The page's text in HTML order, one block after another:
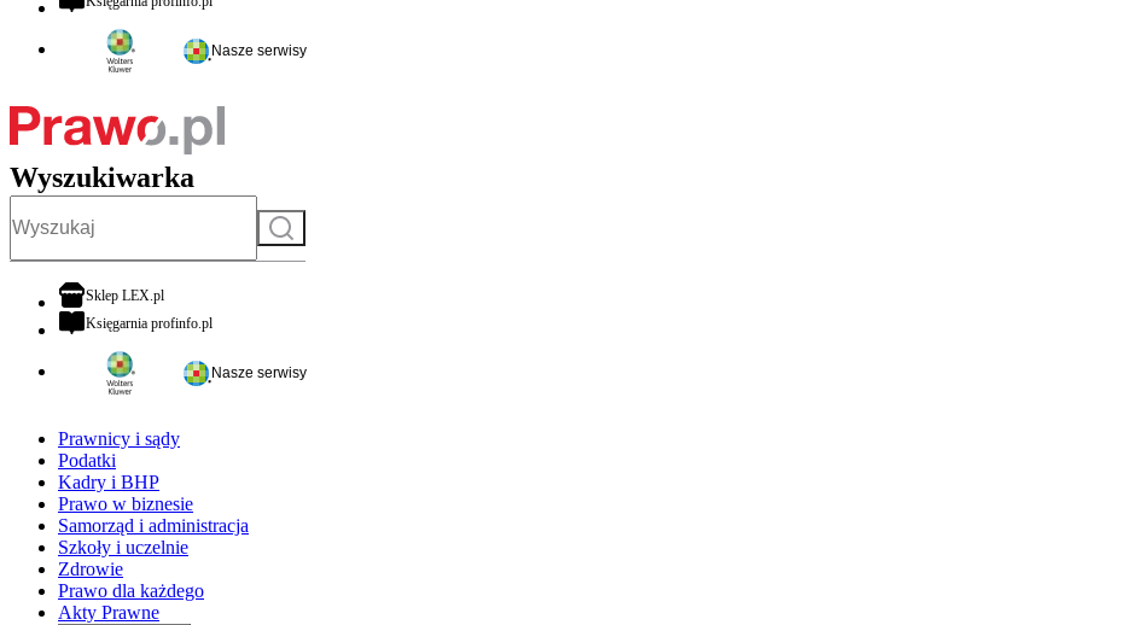
Nasze serwisy
Wyszukiwarka
Szukaj
Sklep LEX.plotwiera się w nowej karcie
Księgarnia profinfo.plotwiera się w nowej karcie
Nasze serwisy
Prawnicy i sądy
Podatki
Kadry i BHP
Prawo w biznesie
Samorząd i administracja
Szkoły i uczelnie
Zdrowie
Prawo dla każdego
Akty Prawne